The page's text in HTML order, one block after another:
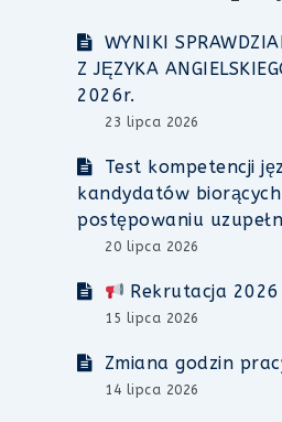
WYNIKI
Z JĘZYKA
2026r.
23 lipca 2026
Test kompetencji
kandydatów
postępowaniu
20 lipca 2026
Rekrutacja 2026
15 lipca 2026
Zmiana godzin
14 lipca 2026